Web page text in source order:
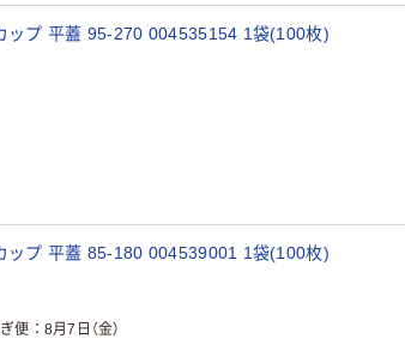
ップ 平蓋 95-270 004535154 1袋(100枚)
ップ 平蓋 85-180 004539001 1袋(100枚)
便 8月7日（金）